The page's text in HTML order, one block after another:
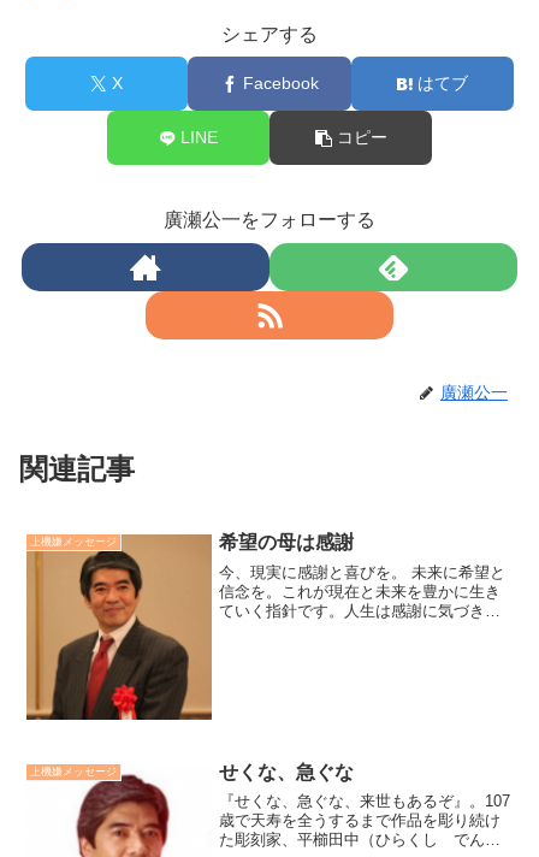
シェアする
X Facebook はてブ
LINE コピー
廣瀬公一をフォローする
廣瀬公一
関連記事
上機嫌メッセージ 希望の母は感謝
今、現実に感謝と喜びを。 未来に希望と
信念を。これが現在と未来を豊かに生き
ていく指針です。人生は感謝に気づき持
上機嫌メッセージ せくな、急ぐな
『せくな、急ぐな、来世もあるぞ』。107
歳で天寿を全うするまで作品を彫り続け
た彫刻家、平櫛田中（ひらくし でんち